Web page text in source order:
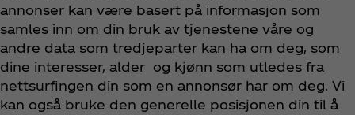
annonser kan være basert på informasjon som
samles inn om din bruk av tjenestene våre og
andre data som tredjeparter kan ha om deg, som
dine interesser, alder og kjønn som utledes fra
nettsurfingen din som en annonsør har om deg. Vi
kan også bruke den generelle posisjonen din til å